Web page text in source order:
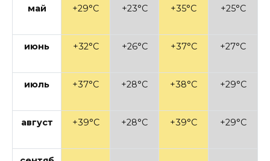
май +29°C +23°C +35°C +25°C
июнь +32°C +26°C +37°C +27°C
июль +37°C +28°C +38°C +29°C
август +39°C +28°C +39°C +29°C